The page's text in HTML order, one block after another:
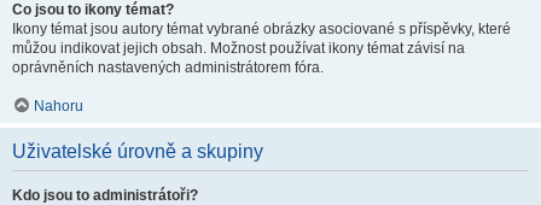
Co jsou to ikony témat?
Ikony témat jsou autory témat vybrané obrázky asociované s příspěvky, které
můžou indikovat jejich obsah. Možnost používat ikony témat závisí na
oprávněních nastavených administrátorem fóra.
Nahoru
Uživatelské úrovně a skupiny
Kdo jsou to administrátoři?